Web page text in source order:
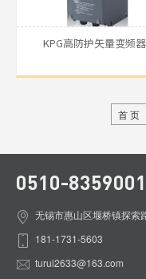
KPG高防护矢量变频器
首 页
0510-
无锡市惠山区堰桥镇探索
181-1731-5603
turui2633@163.com